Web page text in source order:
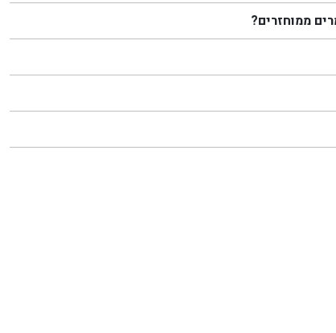
ממוחזרים?